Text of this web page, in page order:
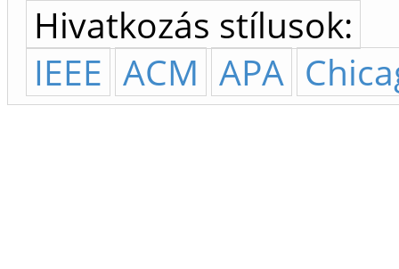
Hivatkozás stílusok:
IEEE ACM APA